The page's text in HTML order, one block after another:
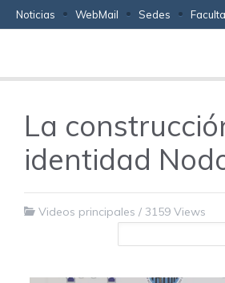
Noticias WebMail Sedes
La
identidad
Videos principales / 3159 Views